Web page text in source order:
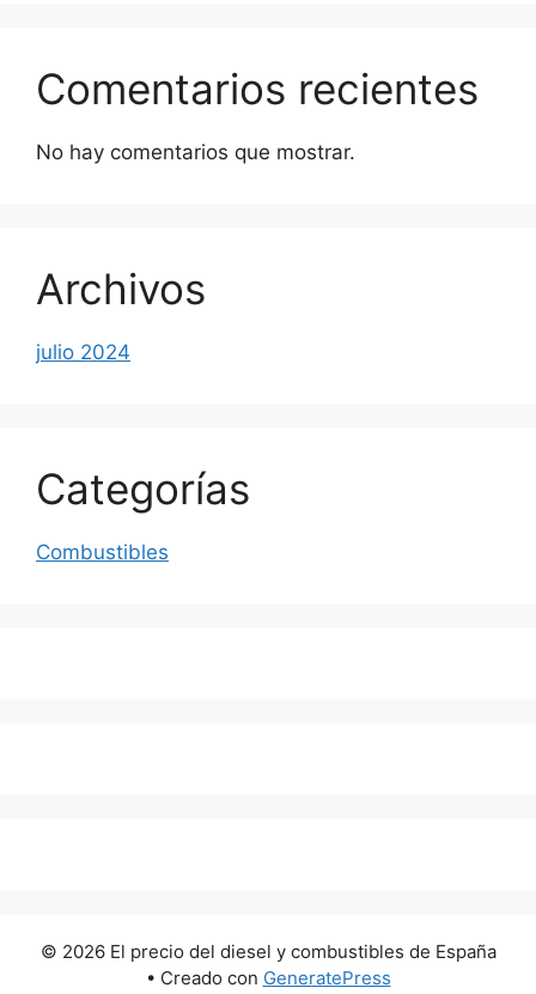
Comentarios recientes
No hay comentarios que mostrar.
Archivos
julio 2024
Categorías
Combustibles
© 2026 El precio del diesel y combustibles de España
• Creado con GeneratePress